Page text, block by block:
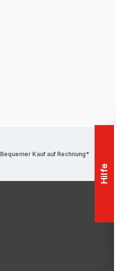
Bequemer Kauf auf Rechnung*
Hilfe